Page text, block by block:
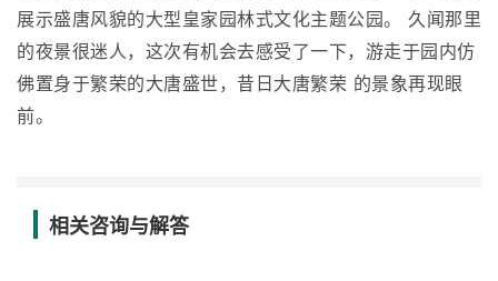
展示盛唐风貌的大型皇家园林式文化主题公园。 久闻那里
的夜景很迷人，这次有机会去感受了一下，游走于园内仿
佛置身于繁荣的大唐盛世，昔日大唐繁荣 的景象再现眼
前。
相关咨询与解答